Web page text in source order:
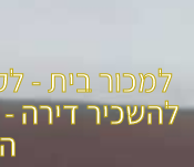
למכור בית -
להשכיר דירה